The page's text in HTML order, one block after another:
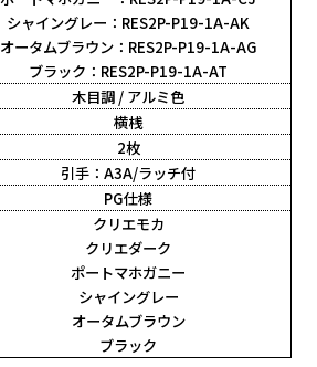
シャイングレー：RES2P-P19-1A-AK
オータムブラウン：RES2P-P19-1A-AG
ブラック：RES2P-P19-1A-AT
木目調 / アルミ色
横桟
2枚
引手：A3A/ラッチ付
PG仕様
クリエモカ
クリエダーク
ポートマホガニー
シャイングレー
オータムブラウン
ブラック